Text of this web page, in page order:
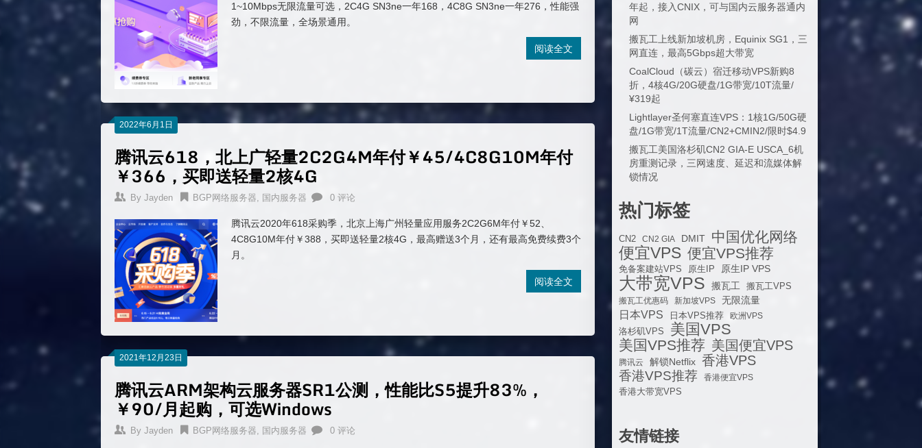
1~10Mbps无限流量可选，2C4G SN3ne一年168，4C8G SN3ne一年276，性能强
劲，不限流量，全场景通用。
阅读全文
2022年6月1日
腾讯云618，北上广轻量2C2G4M年付￥45/4C8G10M年付
￥366，买即送轻量2核4G
By Jayden BGP网络服务器, 国内服务器 0 评论
腾讯云2020年618采购季，北京上海广州轻量应用服务2C2G6M年付￥52、
4C8G10M年付￥388，买即送轻量2核4G，最高赠送3个月，还有最高免费续费3个
月。
阅读全文
2021年12月23日
腾讯云ARM架构云服务器SR1公测，性能比S5提升83%，
￥90/月起购，可选Windows
By Jayden BGP网络服务器, 国内服务器 0 评论
年起，接入CNIX，可与国内云服务器通内
网
搬瓦工上线新加坡机房，Equinix SG1，三
网直连，最高5Gbps超大带宽
CoalCloud（碳云）宿迁移动VPS新购8
折，4核4G/20G硬盘/1G带宽/10T流量/
¥319起
Lightlayer圣何塞直连VPS：1核1G/50G硬
盘/1G带宽/1T流量/CN2+CMIN2/限时$4.9
搬瓦工美国洛杉矶CN2 GIA-E USCA_6机
房重测记录，三网速度、延迟和流媒体解
锁情况
热门标签
CN2 CN2 GIA DMIT 中国优化网络
便宜VPS 便宜VPS推荐
免备案建站VPS 原生IP 原生IP VPS
大带宽VPS 搬瓦工
搬瓦工VPS
搬瓦工优惠码
新加坡VPS 无限流量
日本VPS 日本VPS推荐
欧洲VPS
洛杉矶VPS
美国VPS
美国VPS推荐 美国便宜VPS
腾讯云 解锁Netflix 香港VPS
香港VPS推荐
香港便宜VPS
香港大带宽VPS
友情链接